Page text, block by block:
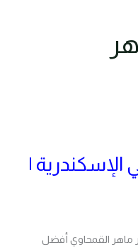
|
ماهر القمحاوي أفضل